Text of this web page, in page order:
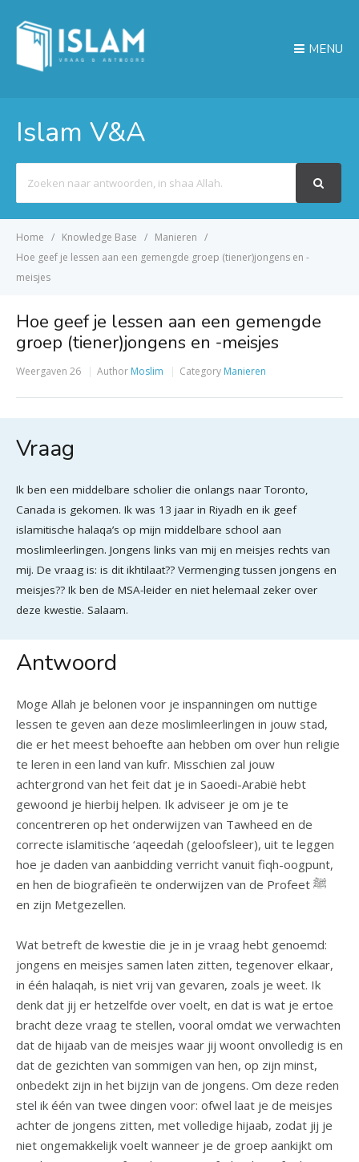
MENU
Islam V&A
For
Home Knowledge Base
Manieren
Hoe geef je lessen aan een gemengde groep (tiener)jongens en -
meisjes
Hoe geef je lessen aan een gemengde
groep (tiener)jongens en -meisjes
Weergaven 26 Author Moslim Category Manieren
Vraag
Ik ben een middelbare scholier die onlangs naar Toronto,
Canada is gekomen. Ik was 13 jaar in Riyadh en ik geef
islamitische halaqa’s op mijn middelbare school aan
moslimleerlingen. Jongens links van mij en meisjes rechts van
mij. De vraag is: is dit ikhtilaat?? Vermenging tussen jongens en
meisjes?? Ik ben de MSA-leider en niet helemaal zeker over
deze kwestie. Salaam.
Antwoord
Moge Allah je belonen voor je inspanningen om nuttige
lessen te geven aan deze moslimleerlingen in jouw stad,
die er het meest behoefte aan hebben om over hun religie
te leren in een land van kufr. Misschien zal jouw
achtergrond van het feit dat je in Saoedi-Arabië hebt
gewoond je hierbij helpen. Ik adviseer je om je te
concentreren op het onderwijzen van Tawheed en de
correcte islamitische ‘aqeedah (geloofsleer), uit te leggen
hoe je daden van aanbidding verricht vanuit fiqh-oogpunt,
en hen de biografieën te onderwijzen van de Profeet ﷺ
en zijn Metgezellen.
Wat betreft de kwestie die je in je vraag hebt genoemd:
jongens en meisjes samen laten zitten, tegenover elkaar,
in één halaqah, is niet vrij van gevaren, zoals je weet. Ik
denk dat jij er hetzelfde over voelt, en dat is wat je ertoe
bracht deze vraag te stellen, vooral omdat we verwachten
dat de hijaab van de meisjes waar jij woont onvolledig is en
dat de gezichten van sommigen van hen, op zijn minst,
onbedekt zijn in het bijzijn van de jongens. Om deze reden
stel ik één van twee dingen voor: ofwel laat je de meisjes
achter de jongens zitten, met volledige hijaab, zodat jij je
niet ongemakkelijk voelt wanneer je de groep aankijkt om